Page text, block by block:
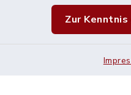
Zur Kenntnis